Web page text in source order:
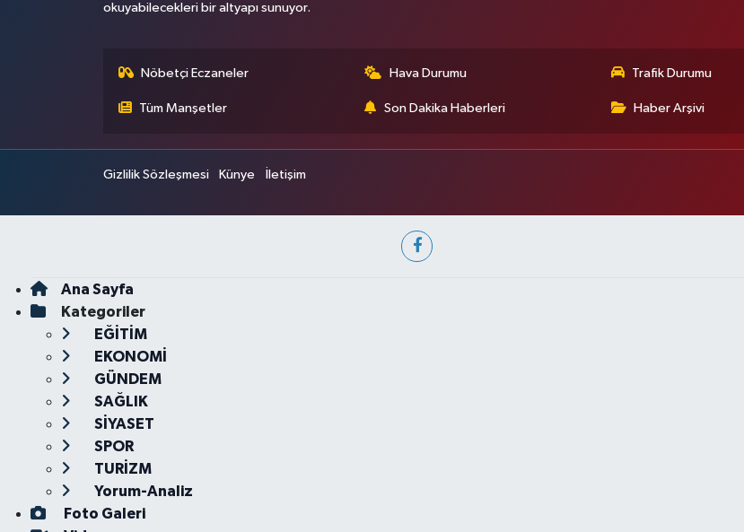
okuyabilecekleri bir altyapı sunuyor.
Nöbetçi Eczaneler Hava Durumu Trafik Durumu
Tüm Manşetler Son Dakika Haberleri Haber Arşivi
Gizlilik Sözleşmesi Künye İletişim
Ana Sayfa
Kategoriler
EĞİTİM
EKONOMİ
GÜNDEM
SAĞLIK
SİYASET
SPOR
TURİZM
Yorum-Analiz
Foto Galeri